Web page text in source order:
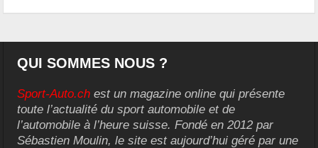
QUI SOMMES NOUS ?
Sport-Auto.ch est un magazine online qui présente
toute l’actualité du sport automobile et de
l’automobile à l’heure suisse. Fondé en 2012 par
Sébastien Moulin, le site est aujourd’hui géré par une